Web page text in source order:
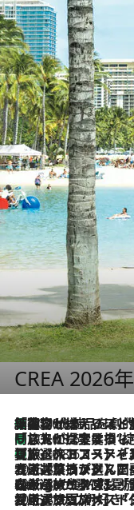
CREA 2026
2026.8.6
「荷物が増えるほど旅ストレスは増す」美容ジャーナリストがたどり着いた最終結論。“化粧品を劇的に減らす”感動の凝縮美容とは
2026.8.6
「旅先には金髪ウィッグを持参」日本と同じメイクでは損し
2026.8.6
【厳選旅コスメ】「身軽さ＆UV対策重視！」ヘアアーティストshucoが選んだ夏旅ベストコスメを発表【Mサイズジップ】
2026.8.5
【厳選旅コスメ】国内をあちこち移動する河井菜摘が選んだ夏旅ベストコスメ発表！「リラックスアイテムはマスト」【Mサイズジップ】
2026.8.4
【厳選旅コスメ】「紫外線＆乾燥対策しながらメイク感も！」ヘア＆メイクGeorgeが選んだ夏旅ベストコスメを発
2026.8.3
【厳選旅コスメ】「保湿もタイパ重視！」“サウナ好き”タレント清水みさとが愛用する夏旅ベストコスメを発表！【Mサイズジップ】